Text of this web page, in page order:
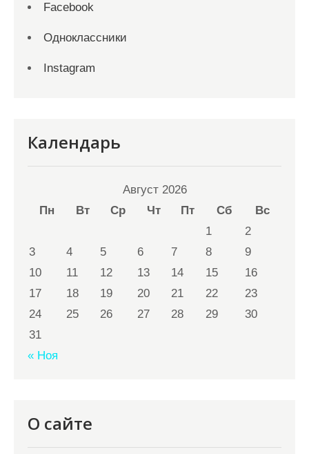
Facebook
Одноклассники
Instagram
Календарь
Август 2026
Пн
Вт Ср Чт Пт Сб
Вс
1
2
3
4 5 6 7 8
9
10
11 12 13 14 15
16
17
18 19 20 21 22
23
24
25 26 27 28 29
30
31
« Ноя
О сайте